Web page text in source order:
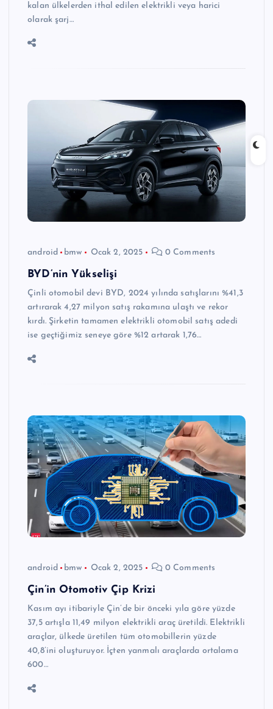
kalan ülkelerden ithal edilen elektrikli veya harici
olarak şarj…
android bmw Ocak 2, 2025 0 Comments
BYD’nin Yükselişi
Çinli otomobil devi BYD, 2024 yılında satışlarını %41,3
artırarak 4,27 milyon satış rakamına ulaştı ve rekor
kırdı. Şirketin tamamen elektrikli otomobil satış adedi
ise geçtiğimiz seneye göre %12 artarak 1,76…
android bmw Ocak 2, 2025 0 Comments
Çin’in Otomotiv Çip Krizi
Kasım ayı itibariyle Çin’de bir önceki yıla göre yüzde
37,5 artışla 11,49 milyon elektrikli araç üretildi. Elektrikli
araçlar, ülkede üretilen tüm otomobillerin yüzde
40,8’ini oluşturuyor. İçten yanmalı araçlarda ortalama
600…